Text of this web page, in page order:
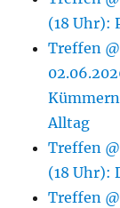
(18 Uhr):
Treffen
Alltag
Treffen
(18 Uhr):
Treffen